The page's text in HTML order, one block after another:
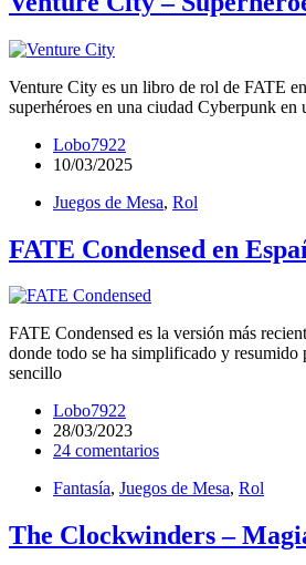
Venture City es un libro de rol de FATE
superhéroes en una ciudad Cyberpunk
Lobo7922
10/03/2025
Juegos de Mesa, Rol
FATE Condensed en
FATE Condensed es la versión más
donde todo se ha simplificado y resumido
sencillo
Lobo7922
28/03/2023
24 comentarios
Fantasía, Juegos de Mesa, Rol
The Clockwinders –